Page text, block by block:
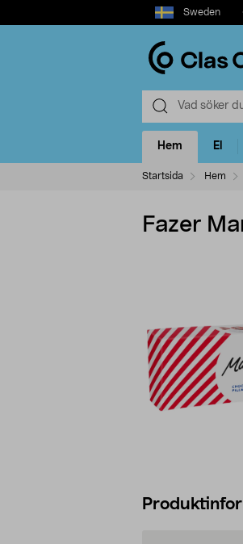
Select
market
Sweden
Hem El
Startsida Hem
Fazer